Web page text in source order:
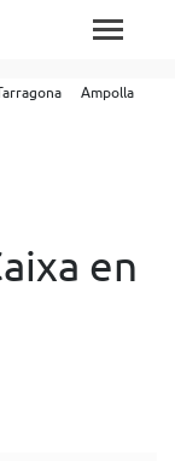
Ampolla
en